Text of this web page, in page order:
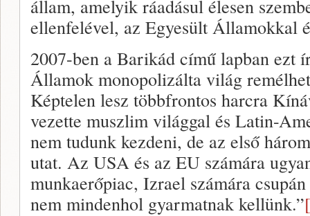
állam, amelyik ráadásul élesen
ellenfelével, az Egyesült Államokkal
2007-ben a Barikád című lapban ezt
Államok monopolizálta világ
Képtelen lesz többfrontos harcra
vezette muszlim világgal és Latin-
nem tudunk kezdeni, de az első
utat. Az USA és az EU számára
munkaerőpiac, Izrael számára
nem mindenhol gyarmatnak kellünk.”